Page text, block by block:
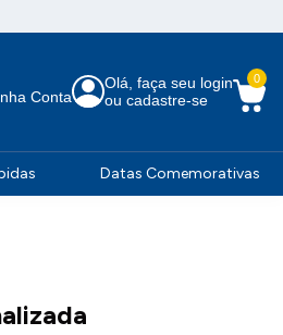
Conta
Olá, faça seu login
ou cadastre-se
0
Datas Comemorativas